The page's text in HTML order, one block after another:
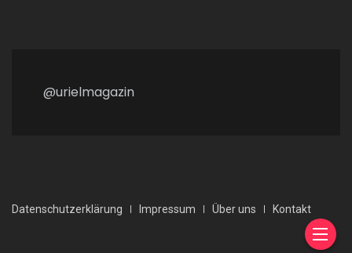
@urielmagazin
Datenschutzerklärung Impressum Über uns Kontakt